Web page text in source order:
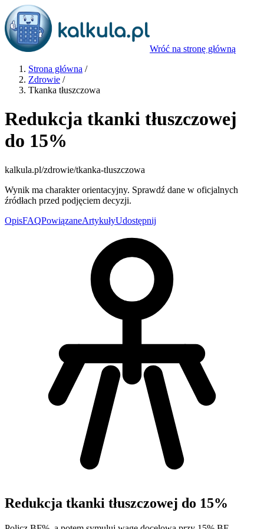
Wróć na stronę główną
Strona główna /
Zdrowie /
Tkanka tłuszczowa
Redukcja tkanki tłuszczowej
do 15%
kalkula.pl/zdrowie/tkanka-tluszczowa
Wynik ma charakter orientacyjny. Sprawdź dane w oficjalnych
źródłach przed podjęciem decyzji.
OpisFAQPowiązaneArtykułyUdostępnij
Redukcja tkanki tłuszczowej do 15%